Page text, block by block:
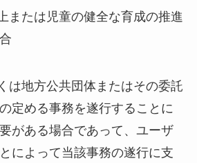
または児童の健全な育成の推進
は地方公共団体またはその委託
定める事務を遂行することに
がある場合であって、ユーザ
によって当該事務の遂行に支